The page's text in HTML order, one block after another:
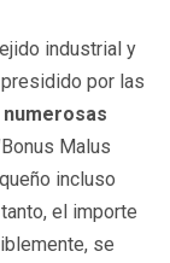
industrial y
por las
Malus
incluso
el importe
se